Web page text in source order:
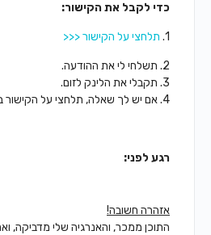
כדי לקבל את הקישור:
1. תלחצי על הקישור <<<
2. תשלחי לי את ההודעה.
3. תקבלי את הלינק לזום.
4. אם יש לך שאלה, תלחצי על הקישור ב1 ותכתבי לי.
רגע לפני:
אזהרה חשובה!
התוכן ממכר, והאנרגיה שלי מדביקה,